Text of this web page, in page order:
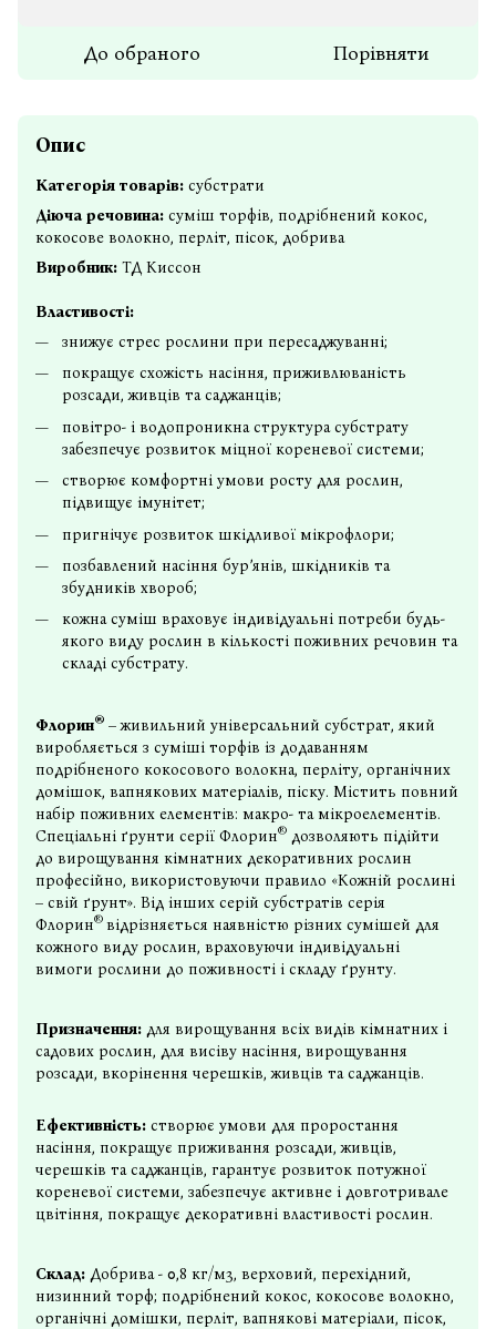
До обраного Порівняти
Опис
Категорія товарів: субстрати
Діюча речовина: суміш торфів, подрібнений кокос,
кокосове волокно, перліт, пісок, добрива
Виробник: ТД Киссон
Властивості:
знижує стрес рослини при пересаджуванні;
покращує схожість насіння, приживлюваність
розсади, живців та саджанців;
повітро- і водопроникна структура субстрату
забезпечує розвиток міцної кореневої системи;
створює комфортні умови росту для рослин,
підвищує імунітет;
пригнічує розвиток шкідливої мікрофлори;
позбавлений насіння бур’янів, шкідників та
збудників хвороб;
кожна суміш враховує індивідуальні потреби будь-
якого виду рослин в кількості поживних речовин та
складі субстрату.
Флорин® – живильний універсальний субстрат, який
виробляється з суміші торфів із додаванням
подрібненого кокосового волокна, перліту, органічних
домішок, вапнякових матеріалів, піску. Містить повний
набір поживних елементів: макро- та мікроелементів.
Спеціальні ґрунти серії Флорин® дозволяють підійти
до вирощування кімнатних декоративних рослин
професійно, використовуючи правило «Кожній рослині
– свій ґрунт». Від інших серій субстратів серія
Флорин® відрізняється наявністю різних сумішей для
кожного виду рослин, враховуючи індивідуальні
вимоги рослини до поживності і складу ґрунту.
Призначення: для вирощування всіх видів кімнатних і
садових рослин, для висіву насіння, вирощування
розсади, вкорінення черешків, живців та саджанців.
Ефективність: створює умови для проростання
насіння, покращує приживання розсади, живців,
черешків та саджанців, гарантує розвиток потужної
кореневої системи, забезпечує активне і довготривале
цвітіння, покращує декоративні властивості рослин.
Склад: Добрива - 0,8 кг/м3, верховий, перехідний,
низинний торф; подрібнений кокос, кокосове волокно,
органічні домішки, перліт, вапнякові матеріали, пісок,